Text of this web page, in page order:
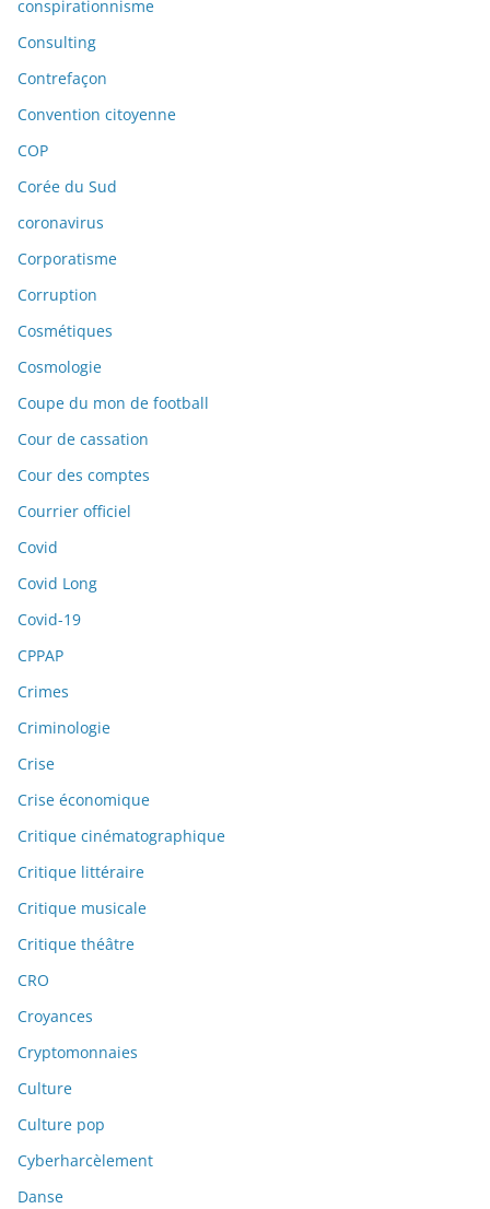
conspirationnisme
Consulting
Contrefaçon
Convention citoyenne
COP
Corée du Sud
coronavirus
Corporatisme
Corruption
Cosmétiques
Cosmologie
Coupe du mon de football
Cour de cassation
Cour des comptes
Courrier officiel
Covid
Covid Long
Covid-19
CPPAP
Crimes
Criminologie
Crise
Crise économique
Critique cinématographique
Critique littéraire
Critique musicale
Critique théâtre
CRO
Croyances
Cryptomonnaies
Culture
Culture pop
Cyberharcèlement
Danse